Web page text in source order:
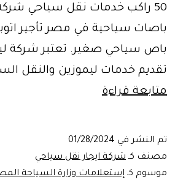
تقديم خدمات ليموزين والنقل
متابعة قراءة
ليموزين
النقل
السياحى
تم النشر في 01/28/2024
مصنف كـ شركة ايجار نقل سياحي
موسوم كـ إستعلامات وزارة السياحة